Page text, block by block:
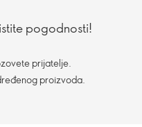
pogodnosti!
prijatelje.
proizvoda.